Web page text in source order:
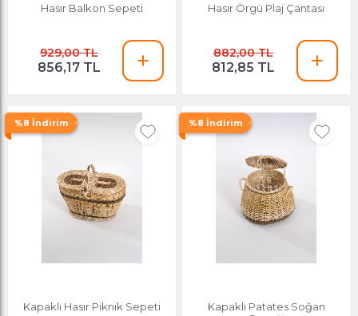
Hasır Balkon Sepeti
929,00 TL
856,17 TL
Hasır Örgü Plaj Çantası
882,00 TL
812,85 TL
%8 İndirim
Kapaklı Hasır Piknik Sepeti
%8 İndirim
Kapaklı Patates Soğan